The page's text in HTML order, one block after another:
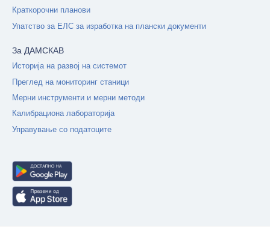
Краткорочни планови
Упатство за ЕЛС за изработка на плански документи
За ДАМСКАВ
Историја на развој на системот
Преглед на мониторинг станици
Мерни инструменти и мерни методи
Калибрациона лабораторија
Управување со податоците